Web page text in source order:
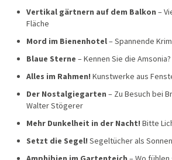
Vertikal gärtnern auf dem Balkon –
Fläche
Mord im Bienenhotel– Spannende
Blaue Sterne – Kennen Sie die Amsonia?
Alles im Rahmen! Kunstwerke aus
Der Nostalgiegarten – Zu Besuch bei
Walter Stögerer
Mehr Dunkelheit in der Nacht! Bitte
Setzt die Segel! Segeltücher als